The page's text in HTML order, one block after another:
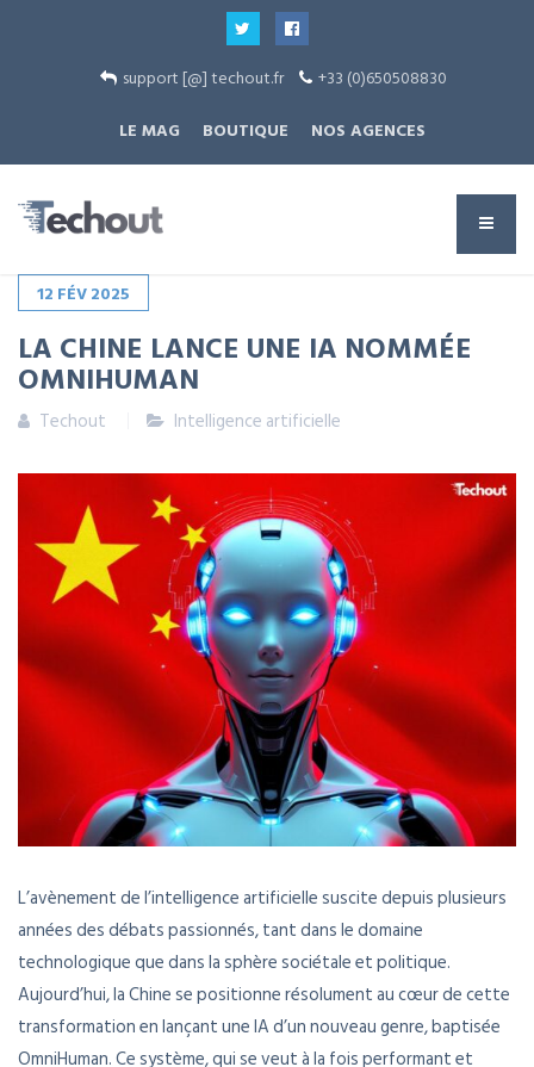
support [@] techout.fr
+33 (0)650508830
LE MAG
BOUTIQUE NOS AGENCES
12 FÉV2025
LA CHINE LANCE UNE IA NOMMÉE
OMNIHUMAN
Techout Intelligence artificielle
L’avènement de l’intelligence artificielle suscite depuis plusieurs
années des débats passionnés, tant dans le domaine
technologique que dans la sphère sociétale et politique.
Aujourd’hui, la Chine se positionne résolument au cœur de cette
transformation en lançant une IA d’un nouveau genre, baptisée
OmniHuman. Ce système, qui se veut à la fois performant et